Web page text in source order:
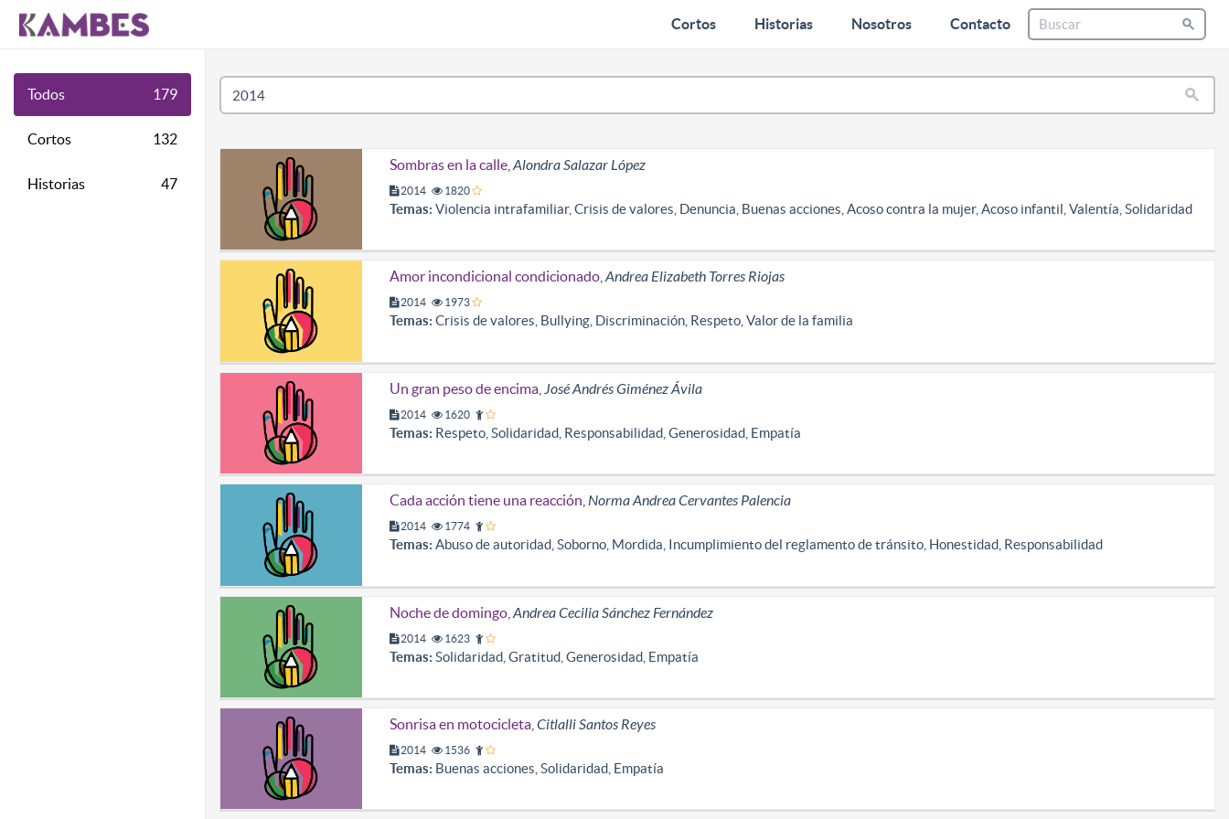
Cortos Historias Nosotros Contacto
Todos 179
Cortos 132
Historias 47
Sombras en la calle, Alondra Salazar López
2014 1820
Temas: Violencia intrafamiliar, Crisis de valores, Denuncia, Buenas acciones, Acoso contra la mujer, Acoso infantil, Valentía, Solidaridad
Amor incondicional condicionado, Andrea Elizabeth Torres Riojas
2014 1973
Temas: Crisis de valores, Bullying, Discriminación, Respeto, Valor de la familia
Un gran peso de encima, José Andrés Giménez Ávila
2014 1620
Temas: Respeto, Solidaridad, Responsabilidad, Generosidad, Empatía
Cada acción tiene una reacción Norma Andrea Cervantes Palencia
2014 1774
Temas: Abuso de autoridad, Soborno, Mordida, Incumplimiento del reglamento de tránsito, Honestidad, Responsabilidad
Noche de domingo, Andrea Cecilia Sánchez Fernández
2014 1623
Temas: Solidaridad, Gratitud, Generosidad, Empatía
Sonrisa en motocicleta, Citlalli Santos Reyes
2014 1536
Temas: Buenas acciones, Solidaridad, Empatía